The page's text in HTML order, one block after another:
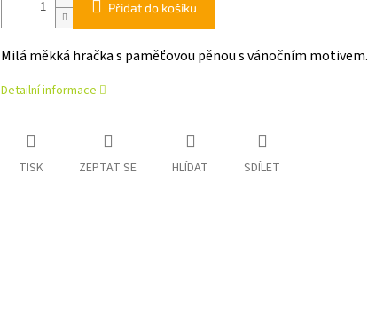
Přidat do košíku
Milá měkká hračka s paměťovou pěnou s vánočním motivem.
Detailní informace
TISK ZEPTAT SE HLÍDAT SDÍLET